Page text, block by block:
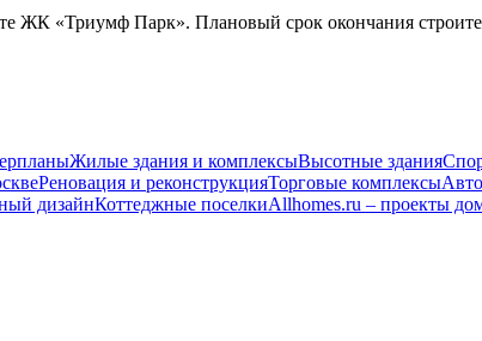
ЖК «Триумф Парк». Плановый срок окончания
Жилые здания и комплексыВысотные здания
Реновация и реконструкцияТорговые комплексы
дизайнКоттеджные поселкиAllhomes.ru – проекты